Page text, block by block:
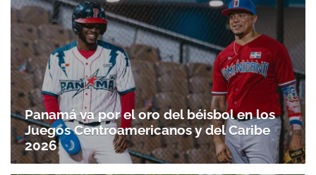
Panamá va por el oro del béisbol en los
Juegos Centroamericanos y del Caribe
2026